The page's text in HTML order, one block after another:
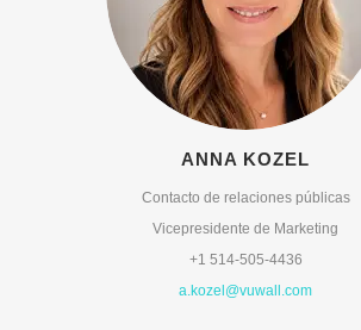
ANNA KOZEL
Contacto de relaciones públicas
Vicepresidente de Marketing
+1 514-505-4436
a.kozel@vuwall.com